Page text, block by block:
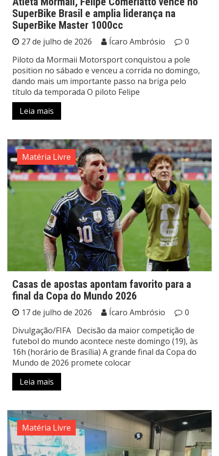
SuperBike Brasil e amplia liderança na
SuperBike Master 1000cc
27 de julho de 2026 Ícaro Ambrósio
0
Piloto da Mormaii Motorsport conquistou a pole
position no sábado e venceu a corrida no domingo,
dando mais um importante passo na briga pelo
título da temporada O piloto Felipe
Leia mais
Matéria Livre
Casas de apostas apontam favorito para a
final da Copa do Mundo 2026
17 de julho de 2026 Ícaro Ambrósio
0
Divulgação/FIFA Decisão da maior competição de
futebol do mundo acontece neste domingo (19), às
16h (horário de Brasília) A grande final da Copa do
Mundo de 2026 promete colocar
Leia mais
Matéria Livre